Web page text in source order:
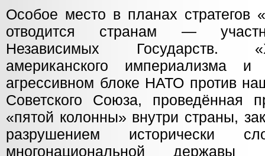
Особое место в планах стратегов
отводится странам —
Независимых Государств.
американского империализма
агрессивном блоке НАТО против
Советского Союза, проведённая
«пятой колонны» внутри страны,
разрушением исторически
многонациональной державы